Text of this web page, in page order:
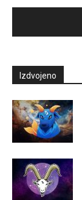
Izdvojeno